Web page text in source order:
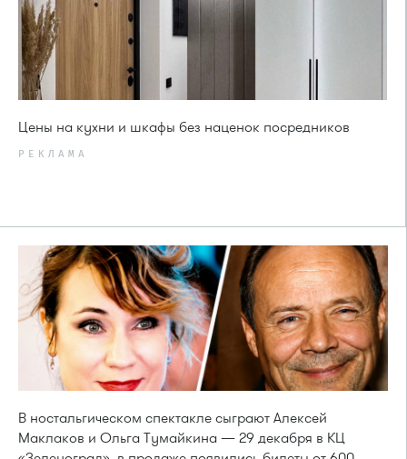
Цены на кухни и шкафы без наценок посредников
РЕКЛАМА
В ностальгическом спектакле сыграют Алексей
Маклаков и Ольга Тумайкина — 29 декабря в КЦ